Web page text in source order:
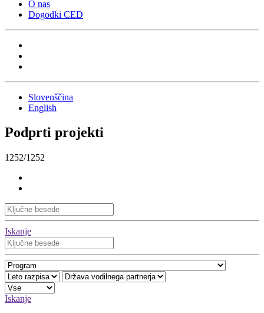
O nas
Dogodki CED
Slovenščina
English
Podprti projekti
1252/1252
Iskanje
Iskanje